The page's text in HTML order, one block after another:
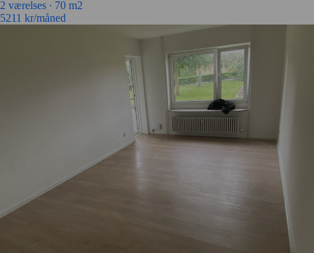
2 værelses ∙ 70 m2
5211 kr/måned